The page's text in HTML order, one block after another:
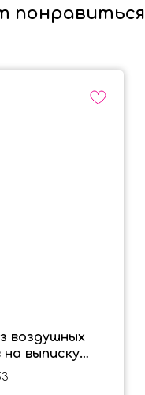
понравиться
воздушных
выписку
с мишкой